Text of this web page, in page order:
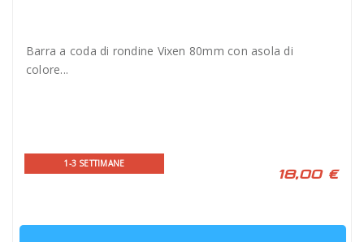
Barra a coda di rondine Vixen 80mm con asola di
colore...
1-3 SETTIMANE
18,00 €